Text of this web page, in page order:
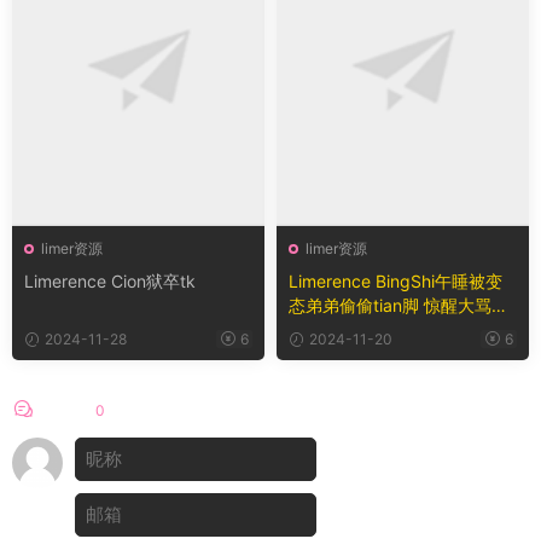
limer资源
Limerence Cion狱卒tk
2024-11-28 6
limer资源
Limerence BingShi午睡被变
态弟弟偷偷tian脚 惊醒大骂恋
足弟2024-11-20 6
0